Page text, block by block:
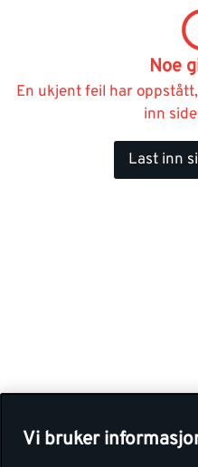
Noe
En ukjent feil har
inn
Last inn
Vi bruker